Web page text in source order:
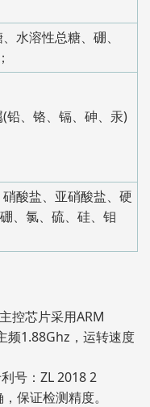
水溶性总糖、硼、
铅、铬、镉、砷、汞)
酸盐、亚硝酸盐、硬
、氯、硫、硅、钼
控芯片采用ARM
频1.88Ghz，运转速度
号：ZL 2018 2
保证检测精度。